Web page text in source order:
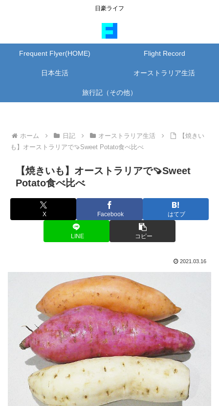
日豪ライフ
Frequent Flyer(HOME) Flight Record
日本生活 オーストラリア生活
旅行記（その他）
ホーム 日記 オーストラリア生活
【焼きい
も】オーストラリアで🍠Sweet Potato食べ比べ
【焼きいも】オーストラリアで🍠Sweet
Potato食べ比べ
X Facebook はてブ
LINE コピー
2021.03.16